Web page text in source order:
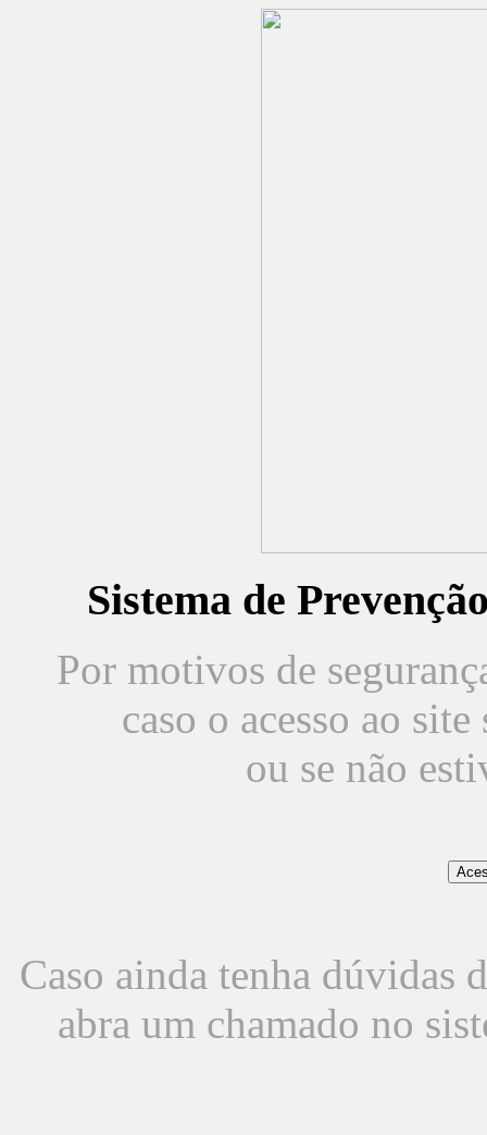
Sistema de
Por motivos de
caso o acesso ao
ou se não
Caso ainda tenha dúvidas
abra um chamado no